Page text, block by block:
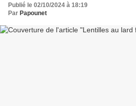
Publié le 02/10/2024 à 18:19
Par Papounet